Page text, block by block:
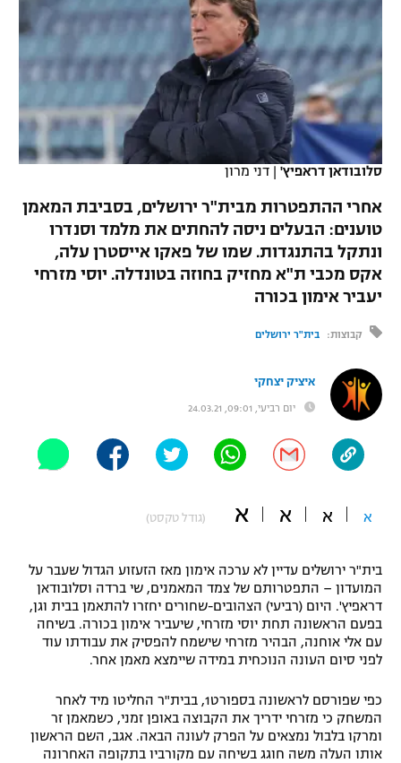
VOD
רץ ברשת
תוצאות
לוח שידורים
ברחבה
"מעל הליגה" – פודקאסט
"מחצית בשכונה" – פודקאסט
תקנון עבור פעילות אלקטרה
תקנון עבור פעילות ספורט 1 – "מרלן"
גיימינג E-Sports
תנאי שימוש
מדיניות פרטיות
נבחרת ישראל
מכבי חיפה
בית"ר ירושלים
מכבי תל אביב
הפועל חיפה
הפועל באר שבע
מכבי נתניה
בני יהודה
ליגה ספרדית
ליגה איטלקית
ליגה צרפתית
ליגה הולנדית
ליגה טורקית
ליגה סינית
ליגה ברזילאית
ליגות נוספות
כדורסל נשים
מכבי תל אביב
הפועל חולון
הפועל ירושלים
יורוקאפ
טניס
כדוריד
כדורעף
שחייה
ג'ודו
אגרוף
ספורט אולימפי
היאבקות WWE
אופניים
כדורמים
פוטבול אמריקאי NFL
בייסבול MLB
ספורט אתגרי ואקסטרים
אומנויות לחימה
גיימינג E-Sports
סלובודאן דראפיץ' | דני מרון
אחרי ההתפטרות מבית"ר ירושלים, בסביבת המאמן
טוענים: הבעלים ניסה להחתים את מלמד וסנדרו
ונתקל בהתנגדות. שמו של פאקו אייסטרן עלה,
אקס מכבי ת"א מחזיק בחוזה בטונדלה. יוסי מזרחי
יעביר אימון בכורה
קבוצות: בית"ר ירושלים
איציק יצחקי
יום רביעי, 09:01, 24.03.21
א א א א (גודל טקסט)
בית"ר ירושלים עדיין לא ערכה אימון מאז הזעזוע הגדול שעבר על
המועדון – התפטרותם של צמד המאמנים, שי ברדה וסלובודאן
דראפיץ'. היום (רביעי) הצהובים-שחורים יחזרו להתאמן בבית וגן,
בפעם הראשונה תחת יוסי מזרחי, שיעביר אימון בכורה. בשיחה
עם אלי אוחנה, הבהיר מזרחי שישמח להפסיק את עבודתו עוד
לפני סיום העונה הנוכחית במידה שיימצא מאמן אחר.
כפי שפורסם לראשונה בספורט1, בבית"ר החליטו מיד לאחר
המשחק כי מזרחי ידריך את הקבוצה באופן זמני, כשמאמן זר
ומרקו בלבול נמצאים על הפרק לעונה הבאה. אגב, השם הראשון
אותו העלה משה חוגג בשיחה עם מקורביו בתקופה האחרונה